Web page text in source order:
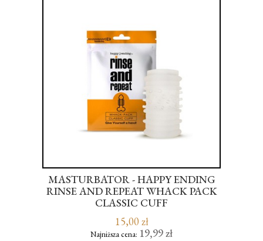
MASTURBATOR - HAPPY ENDING
RINSE AND REPEAT WHACK PACK
CLASSIC CUFF
15,00 zł
Najniższa cena: 19,99 zł